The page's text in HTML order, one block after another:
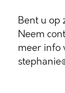
Bent u op
Neem
meer info